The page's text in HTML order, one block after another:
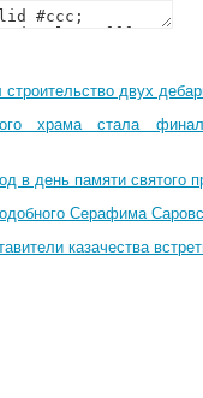
двух
храма стала
в день памяти святого
Серафима
казачества